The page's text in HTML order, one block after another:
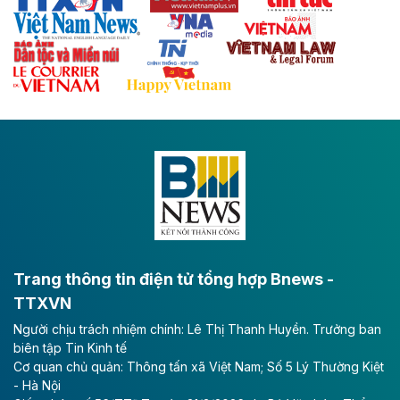
với hệ thống cửa khẩu quốc tế tại Lạng Sơn.
Theo baodautu.vn
Đề xuất đầu tư 11.500 tỷ đồng xây dựng cao
tốc CT.11 qua Ninh Bình
Đông A dài khoảng 25,1 km được kỳ vọng sẽ tạo động
lực phát triển kinh tế - xã hội khu vực phía Nam đồng
Long Thành
Tổng công ty Cảng hàng không Việt Nam - CTCP
(ACV) vừa lập kỷ lục mới về lợi nhuận trong quý
II/2026.
Theo baodautu.vn
Trang thông tin điện tử tổng hợp Bnews -
TTXVN
Người chịu trách nhiệm chính: Lê Thị Thanh Huyền. Trưởng ban
biên tập Tin Kinh tế
Cơ quan chủ quản: Thông tấn xã Việt Nam; Số 5 Lý Thường Kiệt
- Hà Nội